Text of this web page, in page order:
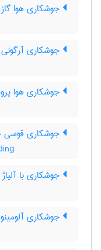
جوشکاری هوا گاز
جوشکاری آرگونی
جوشکاری هوا
جوشکاری قوسی
جوشکاری با
جوشکاری